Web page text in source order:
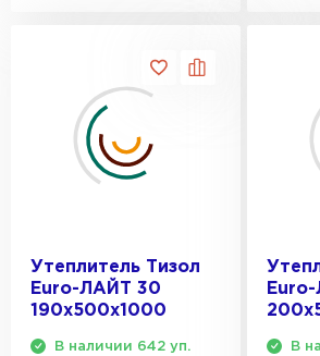
Утеплитель Тизол
Euro-ЛАЙТ 30
190х500х1000
В наличии 642 уп. В